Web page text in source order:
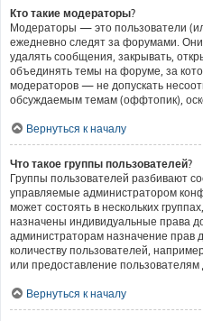
Кто такие модераторы?
Модераторы — это пользователи
ежедневно следят за форумами.
удалять сообщения, закрывать,
объединять темы на форуме, за
модераторов — не допускать
обсуждаемым темам (оффтопик),
Вернуться к началу
Что такое группы пользователей?
Группы пользователей разбивают
управляемые администратором
может состоять в нескольких
назначены индивидуальные права
администраторам назначение прав
количеству пользователей,
или предоставление
Вернуться к началу